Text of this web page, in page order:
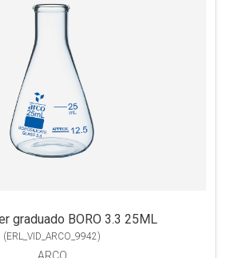
graduado BORO 3.3 25ML
(ERL_VID_ARCO_9942)